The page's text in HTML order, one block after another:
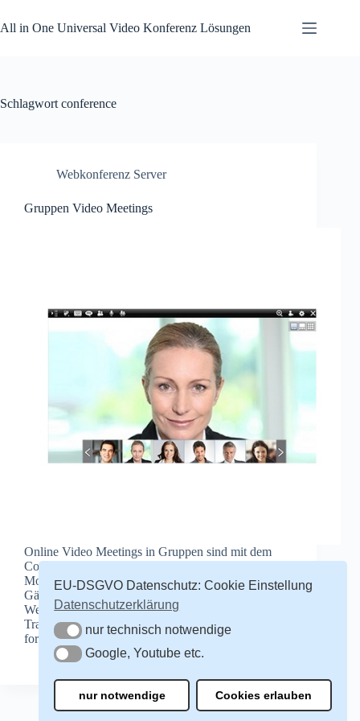
Inhalt
springen
All in One Universal Video Konferenz Lösungen
Schlagwort conference
Webkonferenz Server
Gruppen Video Meetings
Online Video Meetings in Gruppen sind mit dem
Conference Server Appliance ganz einfach, der
Moderator lät die Teilnehmer per email ein, auch
Gäste mit Gasteinladung ist möglich. Ihr eigener
Webinar Conference Server für Schulungen und
Trainings Video: Vertrieb Sofort-Kontakt: [contact-
form-7…
Redakteur
16. Januar 2015
EU-DSGVO Datenschutz: Cookie Einstellung
Datenschutzerklärung
nur technisch notwendige
nur technisch notwendige
Google, Youtube etc.
Google, Youtube etc.
nur notwendige Cookies erlauben